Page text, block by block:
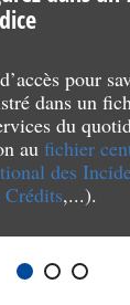
pour
dans un
du
au fichier
des
Crédits,...).